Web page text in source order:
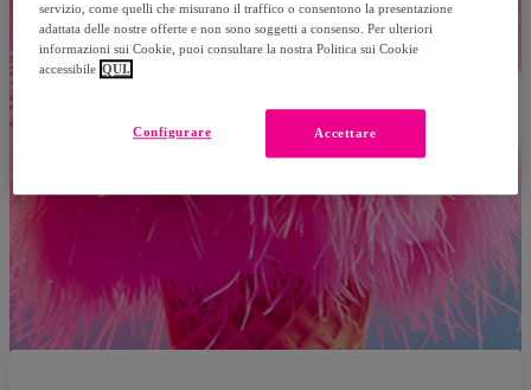
servizio, come quelli che misurano il traffico o consentono la presentazione
adattata delle nostre offerte e non sono soggetti a consenso. Per ulteriori
informazioni sui Cookie, puoi consultare la nostra Politica sui Cookie
accessibile QUI.
Accettare
Configurare